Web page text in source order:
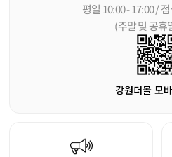
평일 10:00 - 17:00 /
(주말 및 공휴
강원더몰 모